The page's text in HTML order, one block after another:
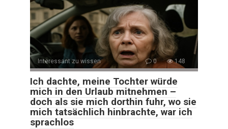
Interessant zu wissen 0 148
Ich dachte, meine Tochter würde
mich in den Urlaub mitnehmen –
doch als sie mich dorthin fuhr, wo sie
mich tatsächlich hinbrachte, war ich
sprachlos